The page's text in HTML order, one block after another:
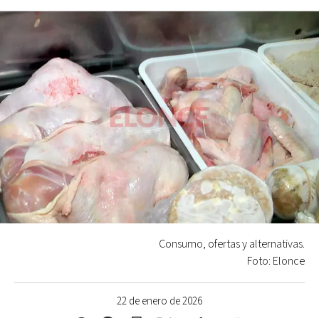
22 de enero de 2026
Consumo, ofertas y alternativas.
Foto: Elonce